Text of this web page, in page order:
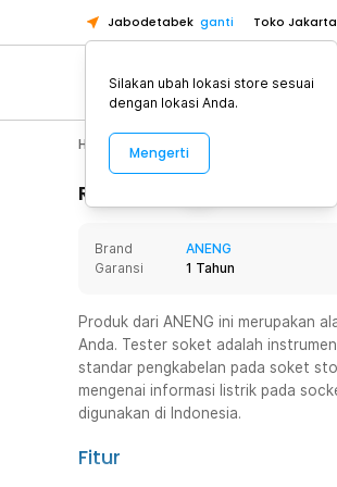
Jabodetabek ganti Toko
Toko
Toko Cikupa
Pick n Go
Pick n Go
Toko
Toko Cikupa
Pick n Go
Home Appliance Perawatan
Rincian Produk
Brand
ANENG
Garansi
1 Tahun
Produk dari ANENG ini merupakan
Anda. Tester soket adalah
standar pengkabelan pada soket
mengenai informasi listrik pada
digunakan di Indonesia.
Fitur
Silakan ubah lokasi store sesuai
dengan lokasi Anda.
Mengerti